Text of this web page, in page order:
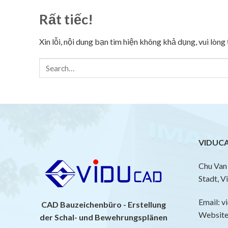
Rất tiếc!
Xin lỗi, nội dung bạn tìm hiện không khả dụng, vui
CAD Bauzeichenbüro - Erstellung
der Schal- und Bewehrungsplänen
Chu
Stadt,
Email: